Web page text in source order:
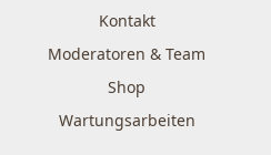
Kontakt
Moderatoren & Team
Shop
Wartungsarbeiten